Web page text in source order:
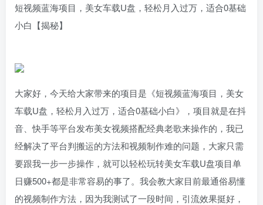
短视频蓝海项目，美女车载U盘，轻松月入过万，适合0基础
小白【揭秘】
大家好，今天给大家带来的项目是《短视频蓝海项目，美女
车载U盘，轻松月入过万，适合0基础小白》，项目就是在抖
音、快手等平台发布美女视频搭配经典老歌来操作的，我已
经解决了平台判搬运的方法和视频制作难的问题，大家只需
要跟我一步一步操作，就可以轻松玩转美女车载U盘项目单
日赚500+都是非常容易的事了。我会教大家目前最通俗易懂
的视频制作方法，因为我测试了一段时间，引流效果挺好，